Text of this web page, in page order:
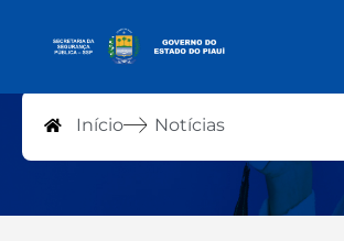
Notícias
Início Notícias